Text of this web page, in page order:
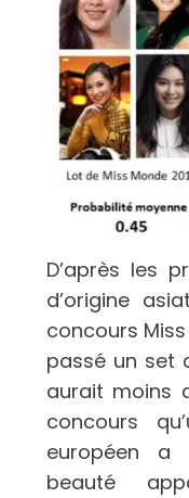
D’après les
d’origine
concours
passé un set
aurait moins
concours
européen a
beauté